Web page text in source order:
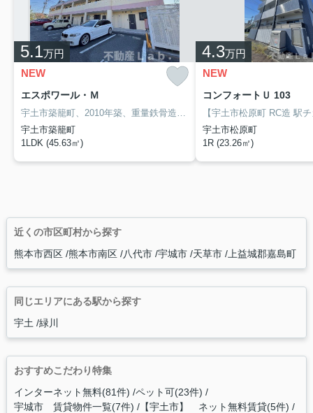
5.1万円
NEW
エスポワール・Ｍ
宇土市築籠町
1LDK (45.63㎡)
4.3万円
NEW
コンフォートＵ 103
宇土市松原町
1R (23.26㎡)
近くの市区町村から探す
熊本市西区 熊本市南区 八代市 宇城市 天草市 上益城郡嘉島町
同じエリアにある駅から探す
宇土 緑川
おすすめこだわり特集
インターネット無料(81件) ペット可(23件)
宇城市 賃貸物件一覧(7件) 【宇土市】 ネット無料賃貸(5件)